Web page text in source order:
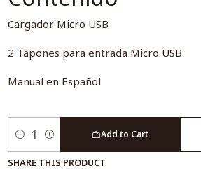
Cargador Micro USB
2 Tapones para entrada Micro USB
Manual en Español
Quantity
Add to Cart
SHARE THIS PRODUCT